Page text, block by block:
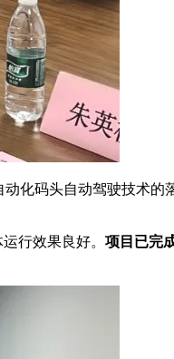
化码头自动驾驶技术的
行效果良好。 项目已完